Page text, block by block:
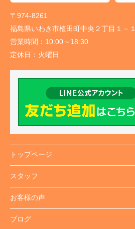
〒974-8261
福島県いわき市植田町中央２丁目１－１
営業時間： 10:00～18:30
定休日： 火曜日
トップページ
スタッフ
お客様の声
ブログ